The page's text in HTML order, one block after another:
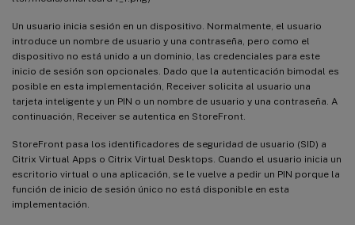
Un usuario inicia sesión en un dispositivo. Normalmente, el usuario
introduce un nombre de usuario y una contraseña, pero como el
dispositivo no está unido a un dominio, las credenciales para este
inicio de sesión son opcionales. Dado que la autenticación bimodal es
posible en esta implementación, Receiver solicita al usuario una
tarjeta inteligente y un PIN o un nombre de usuario y una contraseña. A
continuación, Receiver se autentica en StoreFront.
StoreFront pasa los identificadores de seguridad de usuario (SID) a
Citrix Virtual Apps o Citrix Virtual Desktops. Cuando el usuario inicia un
escritorio virtual o una aplicación, se le vuelve a pedir un PIN porque la
función de inicio de sesión único no está disponible en esta
implementación.